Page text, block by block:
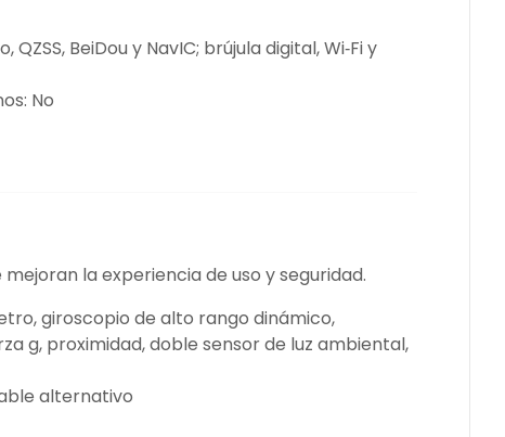
QZSS, BeiDou y NavIC; brújula digital, Wi‑Fi y
No
la experiencia de uso y seguridad.
giroscopio de alto rango dinámico,
g, proximidad, doble sensor de luz ambiental,
alternativo